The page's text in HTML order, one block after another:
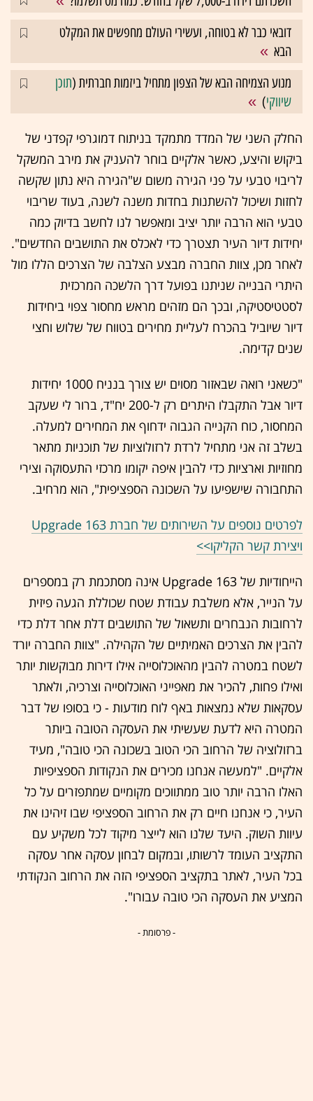
דובאי כבר לא בטוחה, ועשירי העולם מחפשים את המקלט
הבא
מנוע הצמיחה הבא של הצפון מתחיל ביזמות חברתית (תוכן
שיווקי)
החלק השני של המדד מתמקד בניתוח דמוגרפי קפדני של
ביקוש והיצע, כאשר אלקיים בוחר להעניק את מירב המשקל
לריבוי טבעי על פני הגירה משום ש"הגירה היא נתון שקשה
לחזות ושיכול להשתנות בחדות משנה לשנה, בעוד שריבוי
טבעי הוא הרבה יותר יציב ומאפשר לנו לחשב בדיוק כמה
יחידות דיור העיר תצטרך כדי לאכלס את התושבים החדשים".
לאחר מכן, צוות החברה מבצע הצלבה של הצרכים הללו מול
היתרי הבנייה שניתנו בפועל דרך הלשכה המרכזית
לסטטיסטיקה, ובכך הם מזהים מראש מחסור צפוי ביחידות
דיור שיוביל בהכרח לעליית מחירים בטווח של שלוש וחצי
שנים קדימה.
"כשאני רואה שבאזור מסוים יש צורך בנניח 1000 יחידות
דיור אבל התקבלו היתרים רק ל-200 יח"ד, ברור לי שעקב
המחסור, כוח הקנייה הגבוה ידחוף את המחירים למעלה.
בשלב זה אני מתחיל לרדת לרזולוציות של תוכניות מתאר
מחוזיות וארציות כדי להבין איפה יקומו מרכזי התעסוקה וצירי
התחבורה שישפיעו על השכונה הספציפית", הוא מרחיב.
לפרטים נוספים על השירותים של חברת Upgrade 163
ויצירת קשר הקליקו>>
הייחודיות של Upgrade 163 אינה מסתכמת רק במספרים
על הנייר, אלא משלבת עבודת שטח שכוללת הגעה פיזית
לרחובות הנבחרים ותשאול של התושבים דלת אחר דלת כדי
להבין את הצרכים האמיתיים של הקהילה. "צוות החברה יורד
לשטח במטרה להבין מהאוכלוסייה אילו דירות מבוקשות יותר
ואילו פחות, להכיר את מאפייני האוכלוסייה וצרכיה, ולאתר
עסקאות שלא נמצאות באף לוח מודעות - כי בסופו של דבר
המטרה היא לדעת שעשיתי את העסקה הטובה ביותר
ברזולוציה של הרחוב הכי הטוב בשכונה הכי טובה", מעיד
אלקיים. "למעשה אנחנו מכירים את הנקודות הספציפיות
האלו הרבה יותר טוב ממתווכים מקומיים שמתפזרים על כל
העיר, כי אנחנו חיים רק את הרחוב הספציפי שבו זיהינו את
עיוות השוק. היעד שלנו הוא לייצר מיקוד לכל משקיע עם
התקציב העומד לרשותו, ובמקום לבחון עסקה אחר עסקה
בכל העיר, לאתר בתקציב הספציפי הזה את הרחוב הנקודתי
המציע את העסקה הכי טובה עבורו".
- פרסומת -